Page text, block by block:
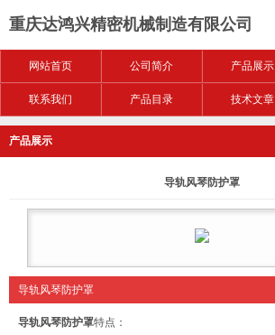
重庆达鸿兴精密机械制造有限公司
网站首页 公司简介 产品展示
联系我们 产品目录 技术文章
产品展示
导轨风琴防护罩
导轨风琴防护罩
导轨风琴防护罩特点：